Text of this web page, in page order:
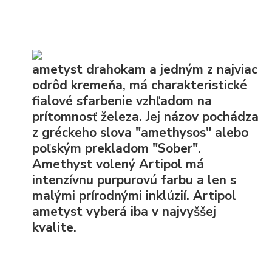
ametyst drahokam a jedným z najviac
odrôd kremeňa, má charakteristické
fialové sfarbenie vzhľadom na
prítomnosť železa. Jej názov pochádza
z gréckeho slova "amethysos" alebo
poľským prekladom "Sober".
Amethyst volený Artipol má
intenzívnu purpurovú farbu a len s
malými prírodnými inklúzií. Artipol
ametyst vyberá iba v najvyššej
kvalite.